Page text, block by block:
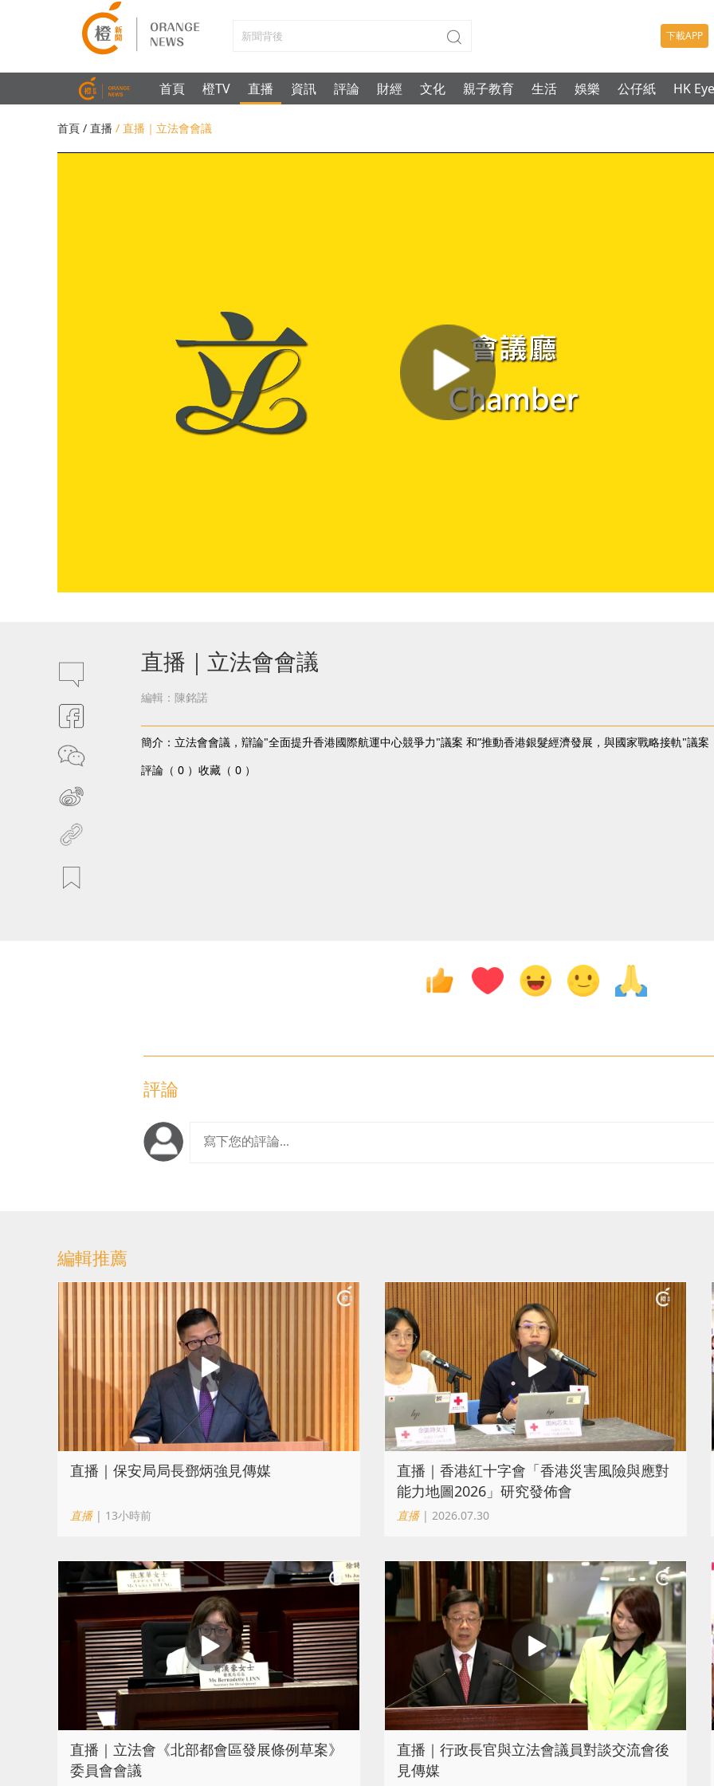
下載APP
首頁 橙TV 直播 資訊 評論 財經 文化 親子教育 生活 娛樂 公仔紙 HK Eye
首頁 / 直播 / 直播｜立法會會議
直播｜立法會會議
編輯：陳銘諾
簡介：立法會會議，辯論"全面提升香港國際航運中心競爭力"議案 和”推動香港銀髮經濟發展，與國家戰略接軌"議案
評論（ 0 ） 收藏（ 0 ）
評論
編輯推薦
直播｜保安局局長鄧炳強見傳媒
直播| 13小時前
直播｜香港紅十字會「香港災害風險與應對
能力地圖2026」研究發佈會
直播| 2026.07.30
直播｜立法會《北部都會區發展條例草案》
委員會會議
直播｜行政長官與立法會議員對談交流會後
見傳媒